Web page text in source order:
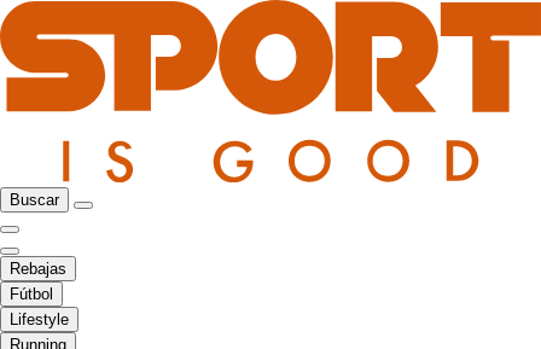
Buscar
Rebajas
Fútbol
Lifestyle
Running